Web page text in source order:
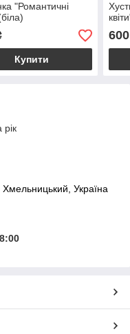
"Романтичні
Купити
600
рік
Україна